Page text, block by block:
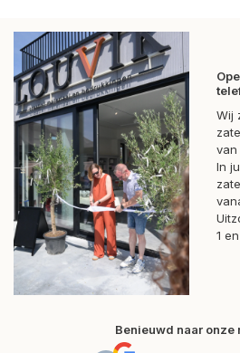
Wij
van
In
1
Benieuwd naar onze